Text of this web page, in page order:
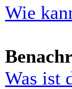
Wie
Was ist